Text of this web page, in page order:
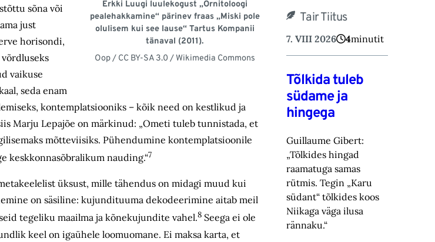
Erkki Luugi luulekogust „Ornitoloogi
pealehakkamine“ pärinev fraas „Miski pole
olulisem kui see lause“ Tartus Kompanii
tänaval (2011).
Oop / CC BY-SA 3.0 / Wikimedia Commons
sõna või
just
horisondi,
vaikuse
seda enam
kontemplatsiooniks – kõik need on kestlikud ja
Marju Lepajõe on märkinud: „Ometi tuleb tunnistada, et
mõtteviisiks. Pühendumine kontemplatsioonile
keskkonnasõbralikum nauding.“7
üksust, mille tähendus on midagi muud kui
on säsiline: kujundituuma dekodeerimine aitab meil
tegeliku maailma ja kõnekujundite vahel.8 Seega ei ole
keel on igaühele loomuomane. Ei maksa karta, et
Tair Tiitus
7. VIII 2026 4minutit
Tõlkida tuleb
südame ja
hingega
Guillaume Gibert:
„Tõlkides hingad
raamatuga samas
rütmis. Tegin „Karu
südant“ tõlkides koos
Niikaga väga ilusa
rännaku.“